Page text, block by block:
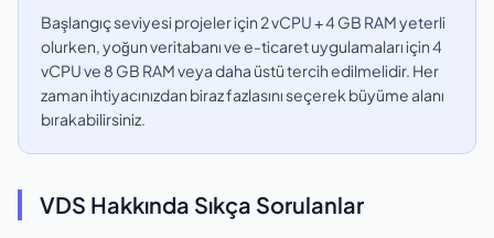
Başlangıç seviyesi projeler için 2 vCPU + 4 GB RAM yeterli
olurken, yoğun veritabanı ve e-ticaret uygulamaları için 4
vCPU ve 8 GB RAM veya daha üstü tercih edilmelidir. Her
zaman ihtiyacınızdan biraz fazlasını seçerek büyüme alanı
bırakabilirsiniz.
VDS Hakkında Sıkça Sorulanlar